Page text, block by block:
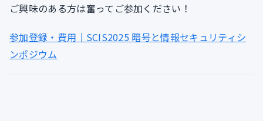
ご興味のある方は奮ってご参加ください！
参加登録・費用｜SCIS2025 暗号と情報セキュリティシ
ンポジウム